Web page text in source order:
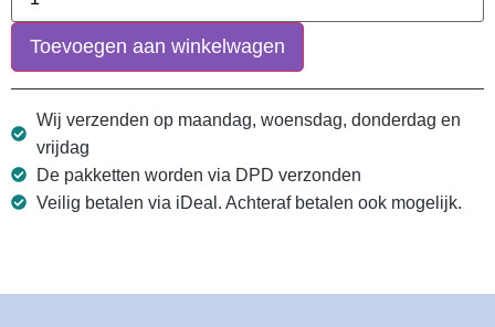
Toevoegen aan winkelwagen
Wij verzenden op maandag, woensdag, donderdag en
vrijdag
De pakketten worden via DPD verzonden
Veilig betalen via iDeal. Achteraf betalen ook mogelijk.